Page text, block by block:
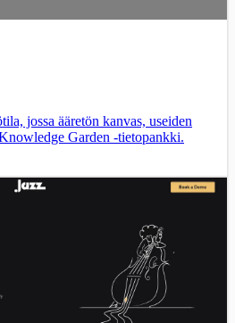
jossa ääretön kanvas, useiden
Garden -tietopankki.